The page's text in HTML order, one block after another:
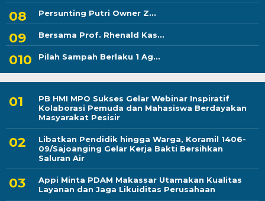
Persunting Putri Owner Z...
Bersama Prof. Rhenald Kas...
Pilah Sampah Berlaku 1 Ag...
PB HMI MPO Sukses Gelar Webinar Inspiratif
Kolaborasi Pemuda dan Mahasiswa Berdayakan
Masyarakat Pesisir
Libatkan Pendidik hingga Warga, Koramil 1406-
09/Sajoanging Gelar Kerja Bakti Bersihkan
Saluran Air
Appi Minta PDAM Makassar Utamakan Kualitas
Layanan dan Jaga Likuiditas Perusahaan